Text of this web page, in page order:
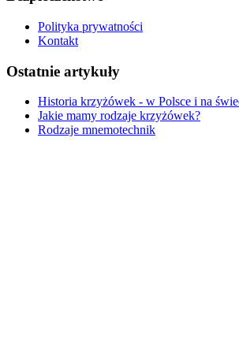
Polityka prywatności
Kontakt
Ostatnie artykuły
Historia krzyżówek - w Polsce i na
Jakie mamy rodzaje krzyżówek?
Rodzaje mnemotechnik